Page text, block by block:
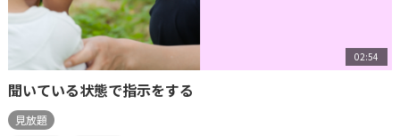
02:54
聞いている状態で指示をする
見放題